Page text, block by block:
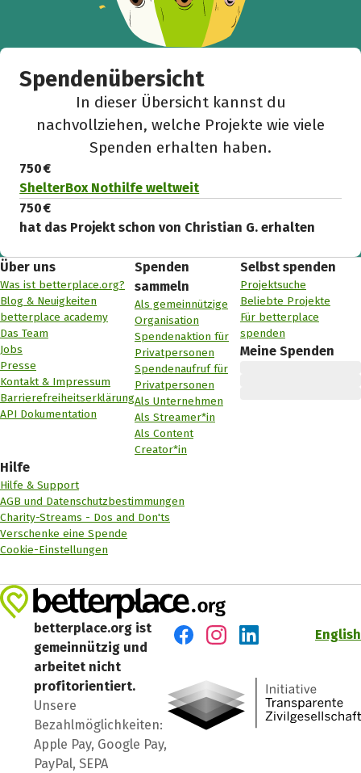
Spendenübersicht
In dieser Übersicht kannst du
nachvollziehen, welche Projekte wie viele
Spenden erhalten haben.
750 €
ShelterBox Nothilfe weltweit
750 €
hat das Projekt schon von Christian G. erhalten
Über uns
Was ist betterplace.org?
Blog & Neuigkeiten
betterplace academy
Das Team
Jobs
Presse
Kontakt & Impressum
Barrierefreiheitserklärung
API Dokumentation
Spenden
sammeln
Als gemeinnützige
Organisation
Spendenaktion für
Privatpersonen
Spendenaufruf für
Privatpersonen
Als Unternehmen
Als Streamer*in
Als Content
Creator*in
Selbst spenden
Projektsuche
Beliebte Projekte
Für betterplace
spenden
Meine Spenden
Hilfe
Hilfe & Support
AGB und Datenschutzbestimmungen
Charity-Streams - Dos and Don'ts
Verschenke eine Spende
Cookie-Einstellungen
betterplace.org ist
gemeinnützig und
arbeitet nicht
profitorientiert.
Unsere
Bezahlmöglichkeiten:
Apple Pay, Google Pay,
PayPal, SEPA
English